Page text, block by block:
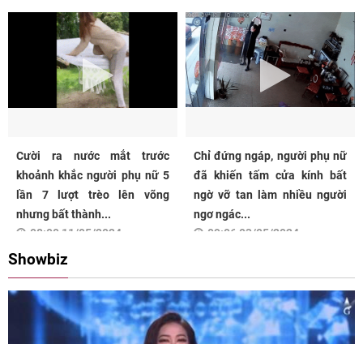
Cười ra nước mắt trước
khoảnh khắc người phụ nữ 5
lần 7 lượt trèo lên võng
nhưng bất thành...
08:00 11/05/2024
Chỉ đứng ngáp, người phụ nữ
đã khiến tấm cửa kính bất
ngờ vỡ tan làm nhiều người
ngơ ngác...
09:06 03/05/2024
Showbiz